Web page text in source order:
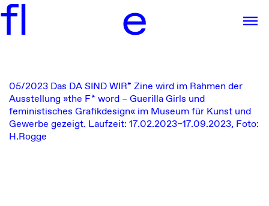
fl e
05/2023 Das DA SIND WIR* Zine wird im Rahmen der
Ausstellung »the F* word – Guerilla Girls und
feministisches Grafikdesign« im Museum für Kunst und
Gewerbe gezeigt. Laufzeit: 17.02.2023–17.09.2023, Foto:
H.Rogge